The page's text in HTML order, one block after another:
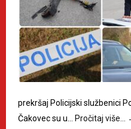
prekršaj Policijski službenici
Čakovec su u…
Pročitaj više…